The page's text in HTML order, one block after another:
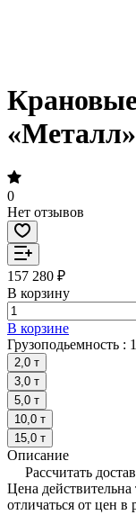
0
Нет отзывов
157 280 ₽
В корзину
В корзине
Грузоподьемность :
2,0 т
3,0 т
5,0 т
10,0 т
15,0 т
Описание
Рассчитать
Цена
отличаться от цен